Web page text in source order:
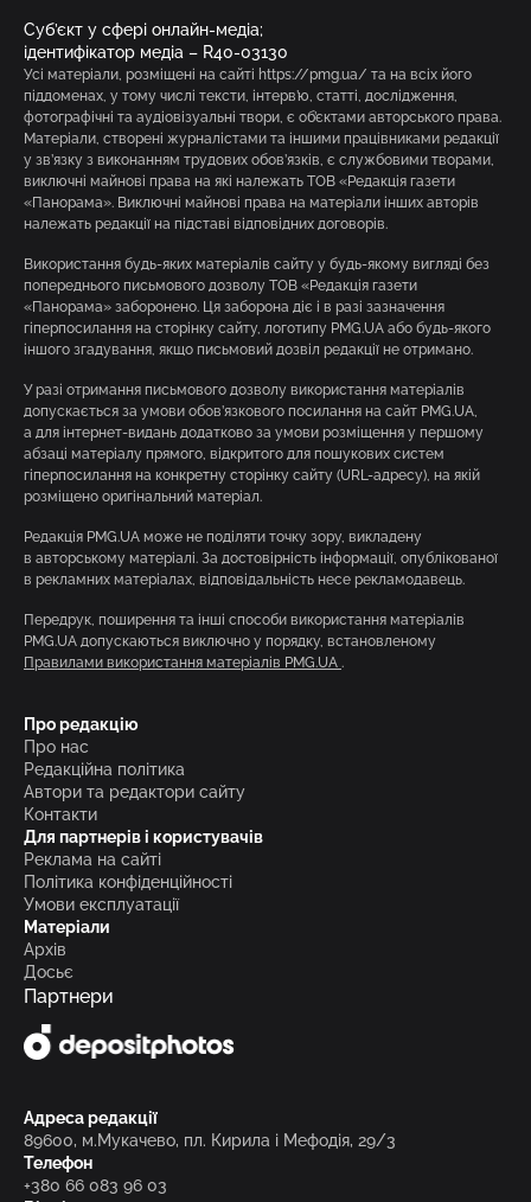
Суб’єкт у сфері онлайн-медіа;
ідентифікатор медіа – R40-03130
Усі матеріали, розміщені на сайті https://pmg.ua/ та на всіх його
піддоменах, у тому числі тексти, інтерв’ю, статті, дослідження,
фотографічні та аудіовізуальні твори, є об’єктами авторського права.
Матеріали, створені журналістами та іншими працівниками редакції
у зв’язку з виконанням трудових обов’язків, є службовими творами,
виключні майнові права на які належать ТОВ «Редакція газети
«Панорама». Виключні майнові права на матеріали інших авторів
належать редакції на підставі відповідних договорів.
Використання будь-яких матеріалів сайту у будь-якому вигляді без
попереднього письмового дозволу ТОВ «Редакція газети
«Панорама» заборонено. Ця заборона діє і в разі зазначення
гіперпосилання на сторінку сайту, логотипу PMG.UA або будь-якого
іншого згадування, якщо письмовий дозвіл редакції не отримано.
У разі отримання письмового дозволу використання матеріалів
допускається за умови обов’язкового посилання на сайт PMG.UA,
а для інтернет-видань додатково за умови розміщення у першому
абзаці матеріалу прямого, відкритого для пошукових систем
гіперпосилання на конкретну сторінку сайту (URL-адресу), на якій
розміщено оригінальний матеріал.
Редакція PMG.UA може не поділяти точку зору, викладену
в авторському матеріалі. За достовірність інформації, опублікованої
в рекламних матеріалах, відповідальність несе рекламодавець.
Передрук, поширення та інші способи використання матеріалів
PMG.UA допускаються виключно у порядку, встановленому
Правилами використання матеріалів PMG.UA .
Про редакцію
Про нас
Редакційна політика
Автори та редактори сайту
Контакти
Для партнерів і користувачів
Реклама на сайті
Політика конфіденційності
Умови експлуатації
Матеріали
Архів
Досьє
Партнери
Адреса редакції
89600, м.Мукачево, пл. Кирила і Мефодія, 29/3
Телефон
+380 66 083 96 03